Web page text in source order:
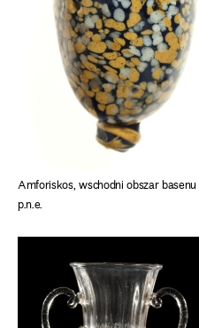
Amforiskos, wschodni obszar
p.n.e.